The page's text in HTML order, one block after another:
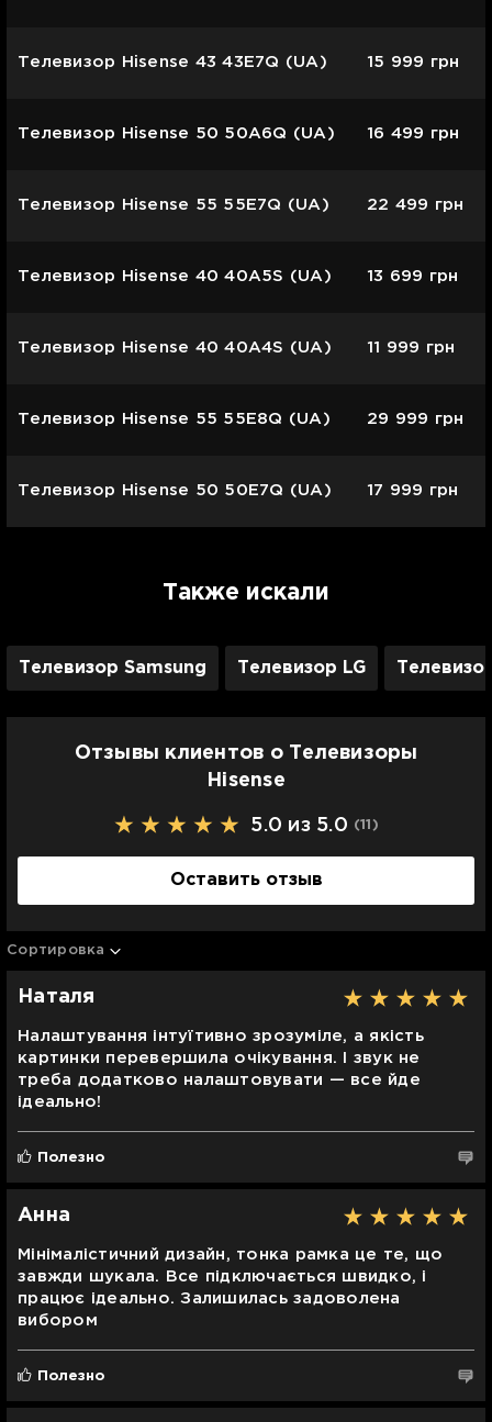
Телевизор Hisense 43 43E7Q (UA) 15 999 грн
Телевизор Hisense 50 50A6Q (UA) 16 499 грн
Телевизор Hisense 55 55E7Q (UA) 22 499 грн
Телевизор Hisense 40 40A5S (UA) 13 699 грн
Телевизор Hisense 40 40A4S (UA) 11 999 грн
Телевизор Hisense 55 55E8Q (UA) 29 999 грн
Телевизор Hisense 50 50E7Q (UA) 17 999 грн
Также искали
Телевизор Samsung Телевизор LG
Отзывы клиентов о Телевизоры
Hisense
5.0 из 5.0 (11 )
Оставить отзыв
Сортировка
Наталя
Налаштування інтуїтивно зрозуміле, а якість
картинки перевершила очікування. І звук не
треба додатково налаштовувати — все йде
ідеально!
Полезно
Анна
Мінімалістичний дизайн, тонка рамка це те, що
завжди шукала. Все підключається швидко, і
працює ідеально. Залишилась задоволена
вибором
Полезно